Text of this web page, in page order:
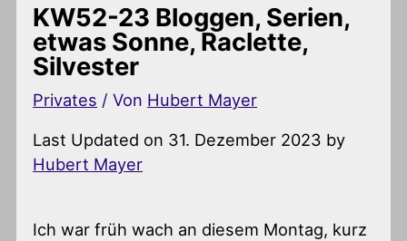
KW52-23 Bloggen, Serien,
etwas Sonne, Raclette,
Silvester
Privates / Von Hubert Mayer
Last Updated on 31. Dezember 2023 by
Hubert Mayer
Ich war früh wach an diesem Montag, kurz